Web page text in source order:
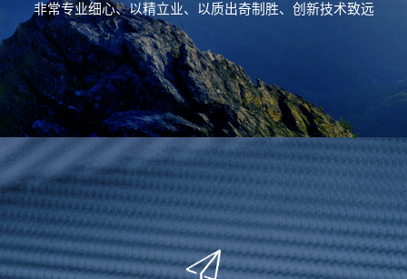
非常专业细心、以精立业、以质出奇制胜、创新技术致远